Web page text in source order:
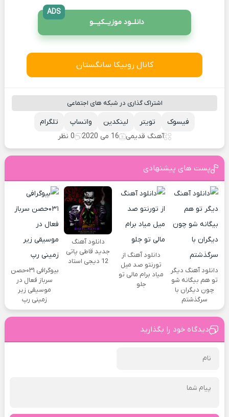
دانلــود موزیــکیـــو
ADS
کانال روبیکا سانگستان
اشتراک گذاری در شبکه های اجتماعی
تلگرام واتساپ لینکدین تویتر
فیسوک
آهنگ قدیمی
16 می 2020 0 نظر
پست های پیشنهادی
دانلود آهنگ دیگر
تو هم بیگانه شو
چون دیگران با
سرگذشتم
دانلود آهنگ از
تورنتو صد میل
میاد برام مالی تو
جلو
دانلود آهنگ
جدید قاطی پاتی
12 دیجی استاد
بیوگرافی ۰۳۱حصن
سرباز فعال در
موسیقی زیر
زمینی رپ
دیدگاه خود را بگذارید